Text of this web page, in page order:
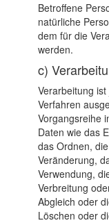
Betroffene
natürliche
dem für die
werden.
c)
Verarbeitung
Verfahren
Vorgangsreihe
Daten wie das
das Ordnen,
Veränderung,
Verwendung,
Verbreitung
Abgleich oder
Löschen oder